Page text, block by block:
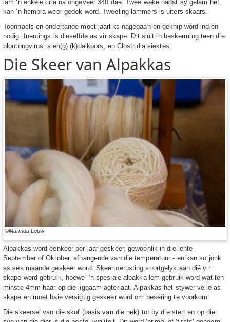
lam ‘n enkele cria na ongeveer 340 dae. Twee weke nadat sy gelam het,
kan ‘n hembra weer gedek word. Tweeling-lammers is uiters skaars.
Toonnaels en ondertande moet jaarliks nagegaan en geknip word indien
nodig. Inentings is dieselfde as vir skape. Dit sluit in beskerming teen die
bloutongvirus, slen(g) (k)dalkoors, en Clostridia siektes.
Die Skeer van Alpakkas
©Marinda Louw
Alpakkas word eenkeer per jaar geskeer, gewoonlik in die lente -
September of Oktober, afhangende van die temperatuur - en kan so jonk
as ses maande geskeer word. Skeertoerusting soortgelyk aan dié vir
skape word gebruik, hoewel ‘n spesiale alpakka-lem gebruik word wat ten
minste 4mm haar op die liggaam agterlaat. Alpakkas het stywer velle as
skape en moet baie versigtig geskeer word om besering te voorkom.
Die skeersel van die skof (basis van die nek) tot by die stert en op die